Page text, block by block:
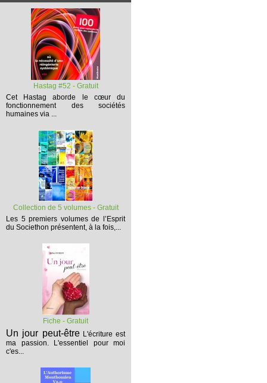
Hastag #52 - Gratuit
Cet
Hastag aborde le cœur du
fonctionnement des sociétés
humaines via ...
Collection de 5 volumes - Gratuit
Les 5 premiers volumesde l’Esprit
du Societhon présentent, à la fois,...
Fiche - Gratuit
Un jour peut-être L'écriture est
ma passion. L'essentiel pour moi
c'es...